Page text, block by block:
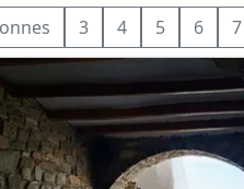
3 4 5 6 7